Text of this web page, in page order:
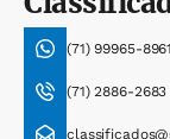
(71) 99965-8961
(71) 2886-